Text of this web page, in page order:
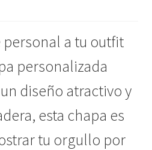
personal a tu outfit
personalizada
diseño atractivo y
esta chapa es
tu orgullo por